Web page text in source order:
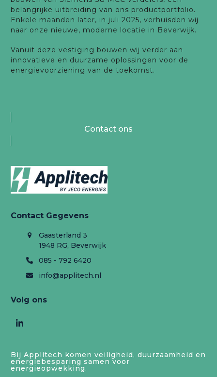
belangrijke uitbreiding van ons productportfolio.
Enkele maanden later, in juli 2025, verhuisden wij
naar onze nieuwe, moderne locatie in Beverwijk.
Vanuit deze vestiging bouwen wij verder aan
innovatieve en duurzame oplossingen voor de
energievoorziening van de toekomst.
Contact ons
Contact Gegevens
Gaasterland 3
1948 RG, Beverwijk
085 - 792 6420
info@applitech.nl
Volg ons
LinkedIn
Bij Applitech komen veiligheid, duurzaamheid en
energiebesparing samen voor
energieopwekking.